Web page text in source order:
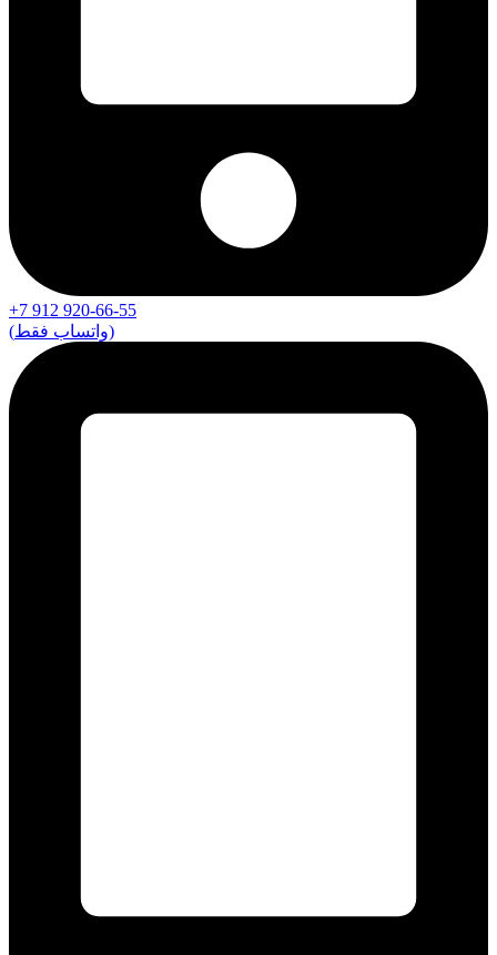
+7 912 920-66-55
(واتساب فقط)